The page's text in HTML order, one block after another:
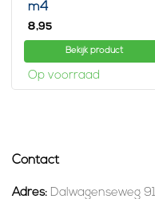
m4
8,95
Bekijk product
Op voorraad
Contact
Adres: Dalwagenseweg